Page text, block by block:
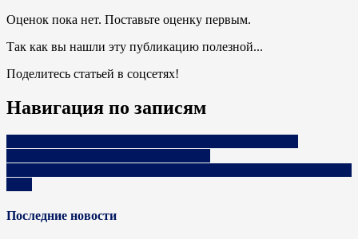
Оценок пока нет. Поставьте оценку первым.
Так как вы нашли эту публикацию полезной...
Поделитесь статьей в соцсетях!
Навигация по записям
Последние новости